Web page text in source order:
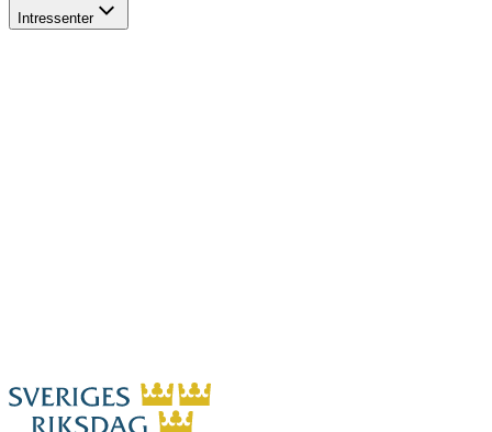
Intressenter